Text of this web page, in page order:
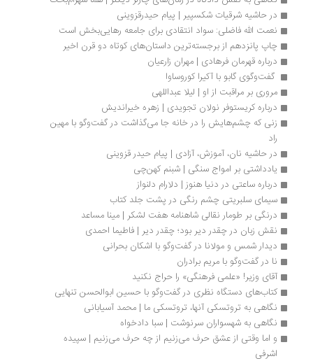
در حاشیه شرقیات شکسپیر | پیام حیدرقزوینی
نعمت الله فاضلی: سواد انتقادی برای جامعه رهایی‌بخش است
چاپ پانزدهم از برجسته‌ترین داستان‌های کوتاه دو قرن اخیر
درباره قهرمان فرهادی | مهران زارعیان
گفت‌وگوی گابو با آکیرا کوروساوا
مروری بر مراقبت از او | لیلا عبداللهی
درباره کریستوفر نولان تجویدی | زهره خیراندیش
زنی که چشم‌هایش را در خانه جا می‌گذاشت در گفت‌وگو با مهین
در حاشیه نان، آموزش، آزادی | پیام حیدر قزوینی
یادداشتی بر امواج سنگی | شبنم کهن‌چی
درباره ساعتی در دنیا هنوز | دلارام دلنواز
سیمای سلبریتی چشم رنگی در پشت جلد کتاب
درنگی بر طومار نقالی شاهنامه هفت لشکر | مینا مساعد
نقش زبان در چقدر دیر بود؛ چقدر دیر | فاطیما احمدی
دیدار شمس و مولانا در گفت‌وگو با اشکان بحرانی
نا در گفت‌وگو با مریم برادران
آقای وزیر! «علمی فرهنگی» را حراج نکنید
کتاب‌های دستگاه‌ نظری در گفت‌وگو با حسین ابوالحسن تنهایی
نگاهی به تروتسکی آنها، تروتسکی ما | محمد آسیابانی
نگاهی به شهسواران سرنوشت | سبا دادخواه
و اما وقتی از عشق حرف می‌زنیم از چه حرف می‌زنیم | سپیده